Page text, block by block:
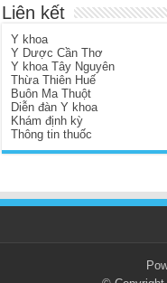
Liên kết
Y khoa
Y Dược Cần Thơ
Y khoa Tây Nguyên
Thừa Thiên Huế
Buôn Ma Thuột
Diễn đàn Y khoa
Khám định kỳ
Thông tin thuốc